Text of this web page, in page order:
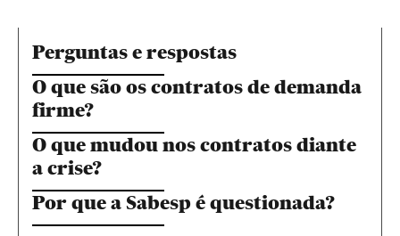
Perguntas e respostas
O que são os contratos de demanda
firme?
O que mudou nos contratos diante
a crise?
Por que a Sabesp é questionada?